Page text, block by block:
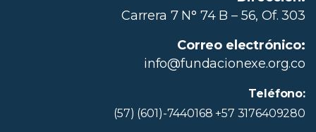
Carrera 7 N° 74 B – 56, Of. 303
Correo electrónico:
info@fundacionexe.org.co
Teléfono:
(57) (601)-7440168 +57 3176409280